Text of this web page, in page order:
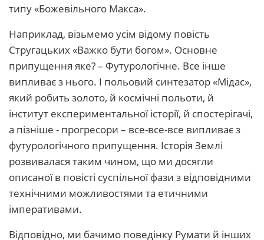
типу «Божевільного Макса».
Наприклад, візьмемо усім відому повість
Стругацьких «Важко бути богом». Основне
припущення яке? – Футурологічне. Все інше
випливає з нього. І польовий синтезатор «Мідас»,
який робить золото, й космічні польоти, й
інститут експериментальної історії, й спостерігачі,
а пізніше - прогресори – все-все-все випливає з
футурологічного припущення. Історія Землі
розвивалася таким чином, що ми досягли
описаної в повісті суспільної фази з відповідними
технічними можливостями та етичними
імперативами.
Відповідно, ми бачимо поведінку Румати й інших